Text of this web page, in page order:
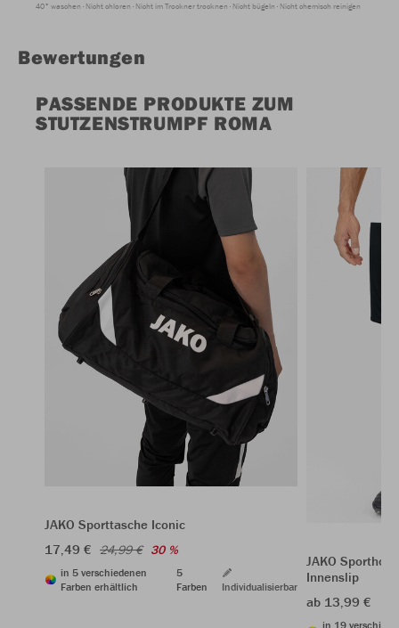
40° waschen Nicht chloren Nicht im Trockner trocknen Nicht bügeln Nicht chemisch reinigen
Bewertungen
PASSENDE PRODUKTE ZUM
STUTZENSTRUMPF ROMA
JAKO Sporttasche Iconic
17,49 € 24,99 € 30 %
in 5 verschiedenen
Farben erhältlich
5
Farben
Individualisierbar
JAKO
Innenslip
ab 13,99 €
in 19